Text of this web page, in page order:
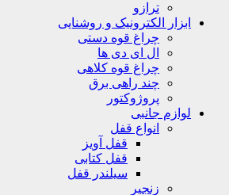
ترازو
ابزار الکترونیک و روشنایی
چراغ قوه دستی
ال ای دی ها
چراغ قوه کلاهی
چند راهی برق
پروژوکتور
لوازم جانبی
انواع قفل
قفل آویز
قفل کتابی
سیلندر قفل
زنجیر